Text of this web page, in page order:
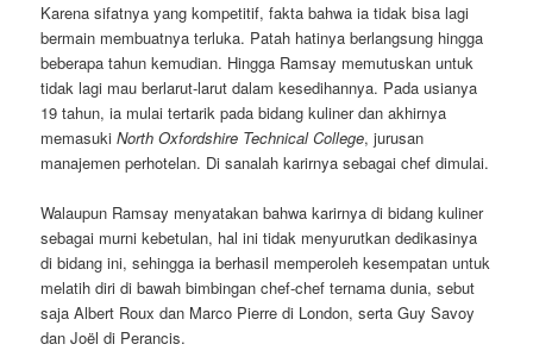
Karena sifatnya yang kompetitif, fakta bahwa ia tidak bisa lagi
bermain membuatnya terluka. Patah hatinya berlangsung hingga
beberapa tahun kemudian. Hingga Ramsay memutuskan untuk
tidak lagi mau berlarut-larut dalam kesedihannya. Pada usianya
19 tahun, ia mulai tertarik pada bidang kuliner dan akhirnya
memasukiNorth Oxfordshire Technical College, jurusan
manajemen perhotelan. Di sanalah karirnya sebagai chef dimulai.
Walaupun Ramsay menyatakan bahwa karirnya di bidang kuliner
sebagai murni kebetulan, hal ini tidak menyurutkan dedikasinya
di bidang ini, sehingga ia berhasil memperoleh kesempatan untuk
melatih diri di bawah bimbingan chef-chef ternama dunia, sebut
saja Albert Roux dan Marco Pierre di London, serta Guy Savoy
dan Joël di Perancis.